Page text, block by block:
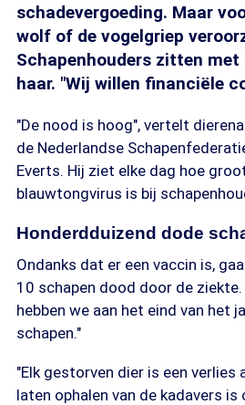
schadevergoeding. Maar
wolf of de vogelgriep
Schapenhouders zitten met
haar. "Wij willen financiële
"De nood is hoog", vertelt
de Nederlandse
Everts. Hij ziet elke dag hoe
blauwtongvirus is bij
Honderdduizend dode
Ondanks dat er een vaccin is,
10 schapen dood door de
hebben we aan het eind van het
schapen."
"Elk gestorven dier is een verlies
laten ophalen van de kadavers is